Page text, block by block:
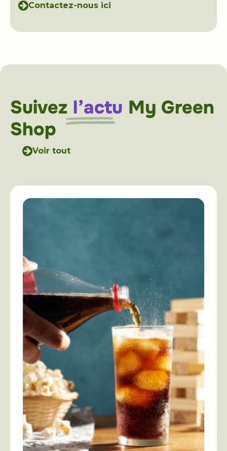
Contactez-nous ici
Suivez l’actu My Green
Shop
Voir tout